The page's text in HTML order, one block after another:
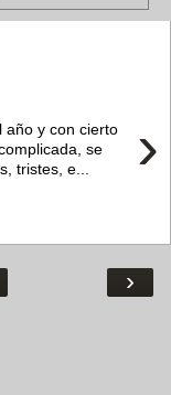
›
año y con cierto
se
tristes, e...
›